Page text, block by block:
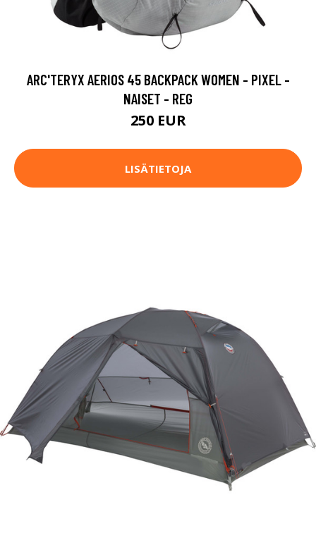
ARC'TERYX AERIOS 45 BACKPACK WOMEN - PIXEL -
NAISET - REG
250 EUR
LISÄTIETOJA